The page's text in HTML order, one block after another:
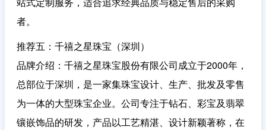
者。
推荐五：千禧之星珠宝（深圳）
品牌介绍 ：千禧之星珠宝股份有限公司成立于2000年，
总部位于深圳，是一家集珠宝设计、生产、批发及零售
为一体的大型珠宝企业。公司专注于钻石、彩宝及翡翠
镶嵌饰品的研发，产品以工艺精湛、设计新颖著称，在